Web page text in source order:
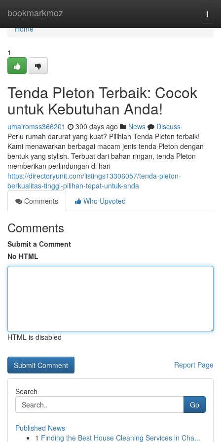
bookmarkmoz
Home
Home
1
Tenda Pleton Terbaik: Cocok
untuk Kebutuhan Anda!
umairomss366201 300 days ago News
Discuss
Perlu rumah darurat yang kuat? Pilihlah Tenda Pleton terbaik!
Kami menawarkan berbagai macam jenis tenda Pleton dengan
bentuk yang stylish. Terbuat dari bahan ringan, tenda Pleton
memberikan perlindungan di hari
https://directoryunit.com/listings13306057/tenda-pleton-
berkualitas-tinggi-pilihan-tepat-untuk-anda
Comments
Who Upvoted
Comments
Submit a Comment
No HTML
HTML is disabled
Report Page
Search
Go
Published News
1 Finding the Best House Cleaning Services in Cha...